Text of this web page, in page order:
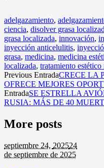
adelgazamiento,
ciencia, disolver grasa
grasa localizada, innovación,
inyección anticelulitis,
grasa, medicina, medicina
localizada, tratamiento
Previous EntradaCRECE LA
OFRECE MEJORES
EntradaSE ESTRELLA
RUSIA: MÁS DE 40
More posts
septiembre 24, 202524
de septiembre de 2025